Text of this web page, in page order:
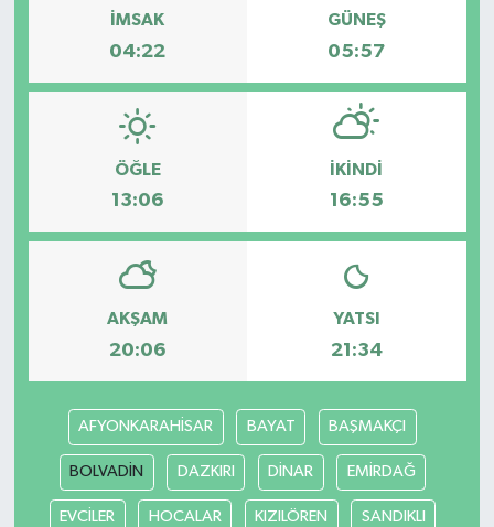
İMSAK
04:22
GÜNEŞ
05:57
ÖĞLE
13:06
İKINDI
16:55
AKŞAM
20:06
YATSI
21:34
AFYONKARAHİSAR BAYAT BAŞMAKÇI
BOLVADİN DAZKIRI DİNAR EMİRDAĞ
EVCİLER HOCALAR KIZILÖREN SANDIKLI